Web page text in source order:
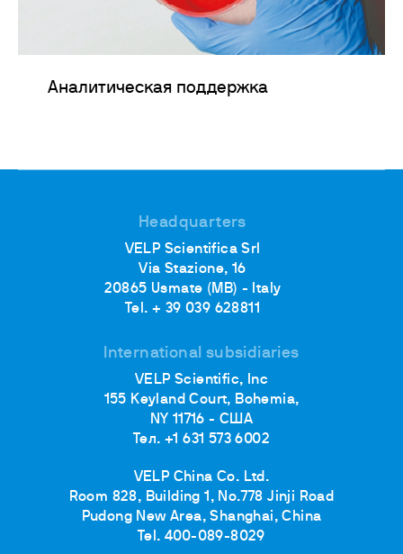
Аналитическая поддержка
Headquarters
VELP Scientifica Srl
Via Stazione, 16
20865 Usmate (MB) - Italy
Tel. + 39 039 628811
International subsidiaries
VELP Scientific, Inc
155 Keyland Court, Bohemia,
NY 11716 - США
Тел. +1 631 573 6002
VELP China Co. Ltd.
Room 828, Building 1, No.778 Jinji Road
Pudong New Area, Shanghai, China
Tel. 400-089-8029